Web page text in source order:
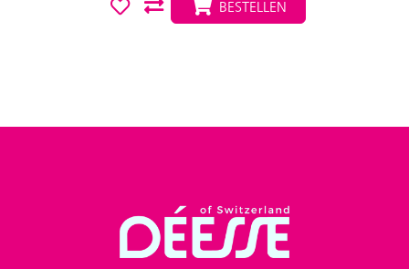
BESTELLEN